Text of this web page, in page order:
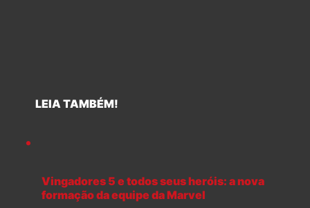
LEIA TAMBÉM!
Vingadores 5 e todos seus heróis: a nova
formação da equipe da Marvel